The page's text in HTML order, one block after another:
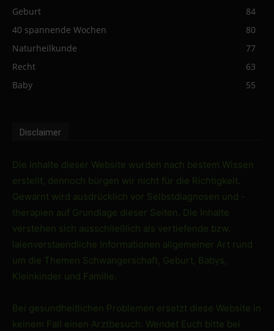
Geburt
84
40 spannende Wochen
80
Naturheilkunde
77
Recht
63
Baby
55
Disclaimer
Die Inhalte dieser Website wurden nach bestem Wissen
erstellt, dennoch bürgen wir nicht für die Richtigkeit.
Gewarnt wird ausdrücklich vor Selbstdiagnosen und -
therapien auf Grundlage dieser Seiten. Die Inhalte
verstehen sich ausschließlich als vertiefende bzw.
laienverstaendliche Informationen allgemeiner Art rund
um die Themen Schwangerschaft, Geburt, Babys,
Kleinkinder und Familie.
Bei gesundheitlichen Problemen ersetzt diese Website in
keinem Fall einen Arztbesuch. Wendet Euch bitte bei